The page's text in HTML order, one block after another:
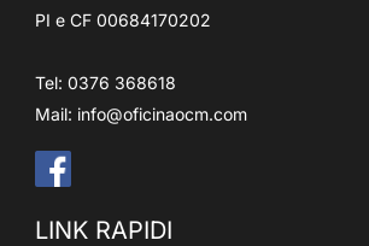
PI e CF 00684170202
Tel: 0376 368618
Mail: info@oficinaocm.com
LINK RAPIDI